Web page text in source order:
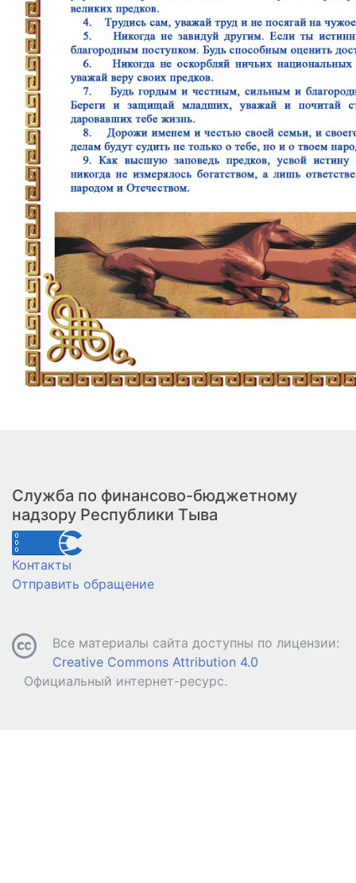
Служба по финансово-бюджетному
надзору Республики Тыва
Контакты
Отправить обращение
Все материалы сайта доступны по лицензии:
Creative Commons Attribution 4.0
Официальный интернет-ресурс.